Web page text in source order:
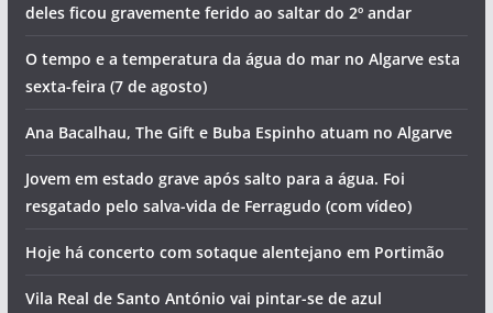
deles ficou gravemente ferido ao saltar do 2º andar
O tempo e a temperatura da água do mar no Algarve esta
sexta-feira (7 de agosto)
Ana Bacalhau, The Gift e Buba Espinho atuam no Algarve
Jovem em estado grave após salto para a água. Foi
resgatado pelo salva-vida de Ferragudo (com vídeo)
Hoje há concerto com sotaque alentejano em Portimão
Vila Real de Santo António vai pintar-se de azul